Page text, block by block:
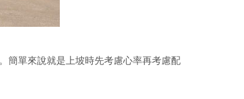
簡單來說就是上坡時先考慮心率再考慮配